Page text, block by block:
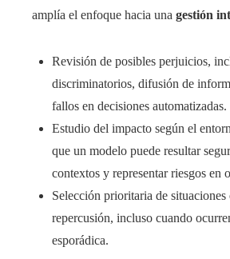
amplía el enfoque hacia una gestión
Revisión de posibles perjuicios,
discriminatorios, difusión de
fallos en decisiones automatizadas.
Estudio del impacto según el
que un modelo puede resultar
contextos y representar riesgos en
Selección prioritaria de situaciones
repercusión, incluso cuando
esporádica.